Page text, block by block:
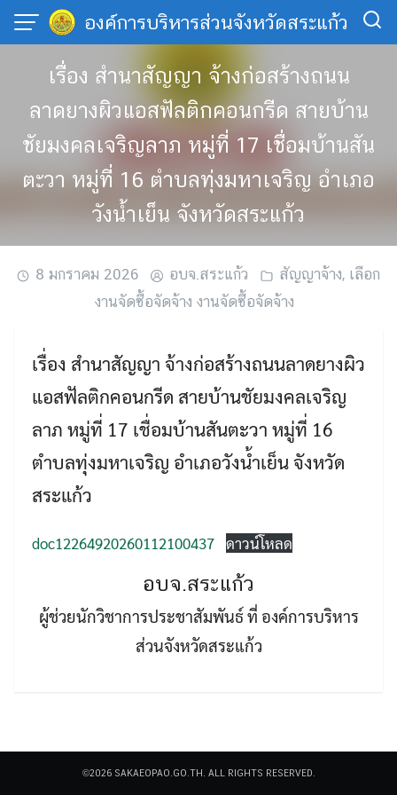
Skip
องค์การบริหารส่วนจังหวัดสระแก้ว
Search
เรื่อง สำนาสัญญา จ้างก่อสร้างถนน
ลาดยางผิวแอสฟัลติกคอนกรีด สายบ้าน
ชัยมงคลเจริญลาภ หมู่ที่ 17 เชื่อมบ้านสัน
ตะวา หมู่ที่ 16 ตำบลทุ่งมหาเจริญ อำเภอ
วังน้ำเย็น จังหวัดสระแก้ว
8 มกราคม 2026 อบจ.สระแก้ว สัญญาจ้าง, เลือก
งานจัดซื้อจัดจ้าง งานจัดซื้อจัดจ้าง
เรื่อง สำนาสัญญา จ้างก่อสร้างถนนลาดยางผิว
แอสฟัลติกคอนกรีด สายบ้านชัยมงคลเจริญ
ลาภ หมู่ที่ 17 เชื่อมบ้านสันตะวา หมู่ที่ 16
ตำบลทุ่งมหาเจริญ อำเภอวังน้ำเย็น จังหวัด
สระแก้ว
doc12264920260112100437 ดาวน์โหลด
อบจ.สระแก้ว
ผู้ช่วยนักวิชาการประชาสัมพันธ์ ที่ องค์การบริหาร
ส่วนจังหวัดสระแก้ว
©2026 SAKAEOPAO.GO.TH. ALL RIGHTS RESERVED.